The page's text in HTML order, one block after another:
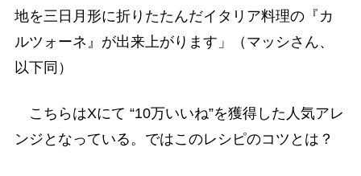
地を三日月形に折りたたんだイタリア料理の『カ
ルツォーネ』が出来上がります」（マッシさん、
以下同）
こちらはXにて “10万いいね”を獲得した人気アレ
ンジとなっている。ではこのレシピのコツとは？